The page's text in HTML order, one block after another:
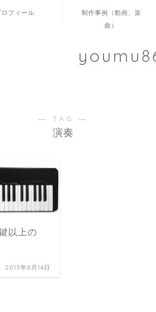
ロフィール
制作事例（動画、楽
曲）
― TAG ―
演奏
以上の
2013年8月14日